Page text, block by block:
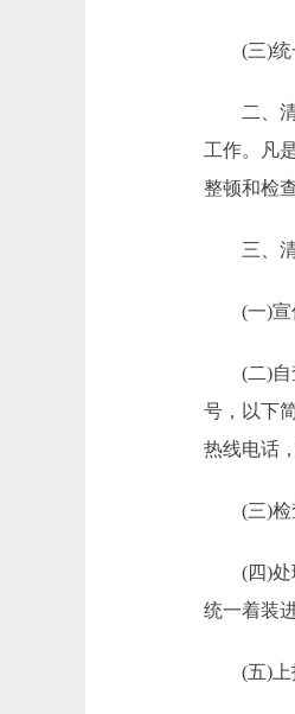
(三)统一
二、清
工作。凡
整顿和检
三、清
(一)宣传
(二)自查
号，以下
热线电话
(三)检查
(四)处理
统一着装
(五)上报